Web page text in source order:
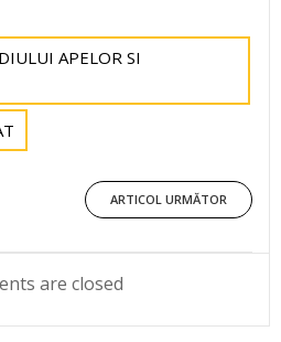
APELOR SI
Post
navigation
ARTICOL URMĂTOR
are closed